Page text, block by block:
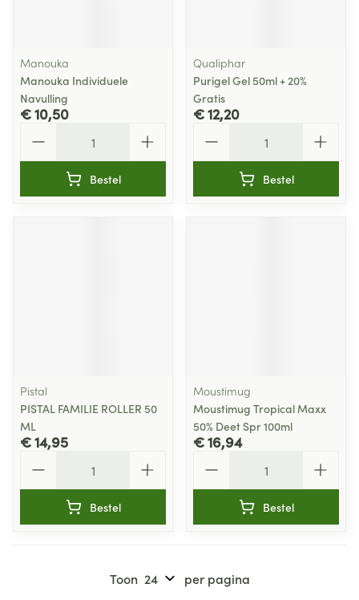
Manouka
Manouka Individuele
Navulling
€ 10,50
Bestel
Qualiphar
Purigel Gel 50ml + 20%
Gratis
€ 12,20
Bestel
Pistal
PISTAL FAMILIE ROLLER 50
ML
€ 14,95
Bestel
Moustimug
Moustimug Tropical Maxx
50% Deet Spr 100ml
€ 16,94
Bestel
Toon per pagina